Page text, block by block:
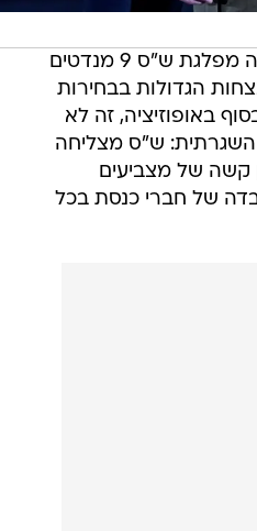
רק לפני מספר ימים קיבלה מפלגת ש"ס 9 מנדטים
הגדולות בבחירות
באופוזיציה, זה לא
ש"ס מצליחה
קשה של מצביעים
של חברי כנסת בכל